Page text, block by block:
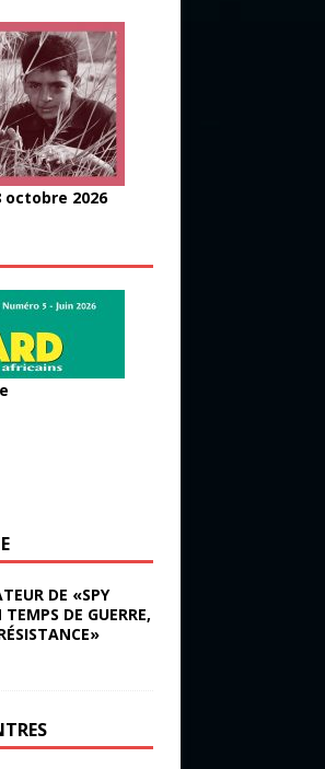
octobre 2026
DE «SPY
DE GUERRE,